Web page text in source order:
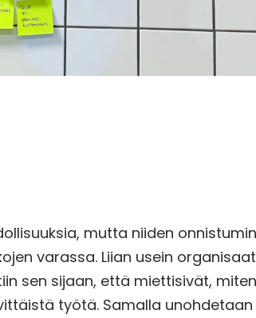
mutta niiden
varassa. Liian usein
sen sijaan, että miettisivät, miten
työtä. Samalla unohdetaan